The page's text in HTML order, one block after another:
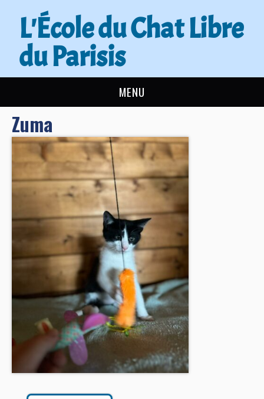
L'École du Chat Libre
du Parisis
MENU
L’ÉCOLE DU CHAT
ACTUALITÉS
ADOPTER
NOUS AIDER
CONTACT
BOUTIQUE
FORUM
Zuma